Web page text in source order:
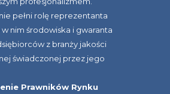
pełni rolę reprezentanta
nim środowiska i gwaranta
z branży jakości
świadczonej przez jego
Prawników Rynku